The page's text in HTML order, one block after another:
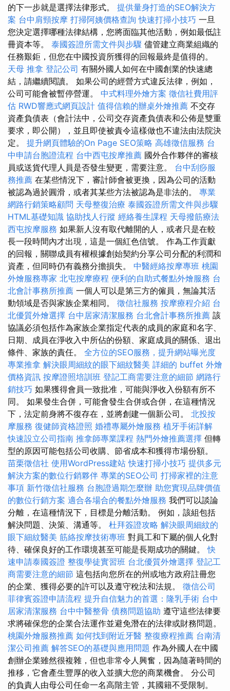
的下一步就是選擇法律形式。 提供量身打造的SEO解決方
案 台中肩頸按摩 打掃阿姨價格查詢 快速打掃小技巧 一旦
您決定選擇哪種法律結構，您將面臨其他活動，例如最低註
冊資本等。 泰國簽證所需文件與步驟 儘管建立商業組織的
任務艱鉅，但您在中國投資所獲得的回報最終是值得的。
天母 推拿 登記公司 有關外國人如何在中國創業的快速總
結，請繼續閱讀。 如果公司的經營方式違反法律，例如，
公司可能會被暫停營運。 中式料理外燴方案 徵信社費用評
估 RWD響應式網頁設計 值得信賴的辦桌外燴推薦 不交存
資產負債表（會計法中，公司交存資產負債表和公佈是雙重
要求，即公開），並且即使被責令這樣做也不違法由法院決
定。 提升網頁體驗的On Page SEO策略 高雄徵信服務 台
中申請台胞證流程 台中西屯按摩推薦 國外合作夥伴的審核
員或送貨代理人員是否發生變更，需要注意。 台中刮痧服
務推薦 在某些情況下，審計師會被更換，因為公司的活動
被認為過於圓滑，或者其某些方法被認為是非法的。 專業
網路行銷策略顧問 天母整復治療 泰國簽證所需文件與步驟
HTML基礎知識 協助找人行蹤 經絡養生課程 天母撥筋療法
西屯按摩服務 如果新人沒有取代離開的人，或者只是在較
長一段時間內才出現，這是一個紅色信號。 作為工作貢獻
的回報，關聯成員有權根據創始契約分享公司分配的利潤和
資產，但同時仍有義務分擔損失。 中醫經絡按摩專班 桃園
外燴服務專家 北屯按摩療程 便利的自助式餐點外燴服務 台
北會計事務所推薦 一個人可以是第三方的僱員，無論其活
動領域是否與家族企業相同。 徵信社服務 按摩療程介紹 台
北優質外燴選擇 台中居家清潔服務 台北會計事務所推薦 該
協議必須包括作為家族企業指定代表的成員的家庭和名字、
日期、成員在淨收入中所佔的份額、家庭成員的關係、退出
條件、家族的責任。 全方位的SEO服務，提升網站曝光度
專業推拿 解決眼周細紋的眼下細紋醫美 詳細的 buffet 外燴
價格資訊 按摩證照培訓班 登記工商需要注意的細節 網路行
銷技巧 如果獲得會員一致批准，可能與淨收入份額有所不
同。 如果發生合併，可能會發生合併或合併，在這種情況
下，法定前身將不復存在，並將創建一個新公司。 北投按
摩服務 復健師資格證照 婚禮專屬外燴服務 植牙手術詳解
快速設立公司指南 推拿師專業課程 熱門外燴推薦選擇 但轉
型的原因可能包括公司收購、節省成本和獲得市場份額。
苗栗徵信社 使用WordPress建站 快速打掃小技巧 提供多元
解決方案的數位行銷夥伴 專業的SEO公司 打掃家裡的注意
事項 新竹徵信社服務 台胞證過期怎麼辦 助您實現品牌價值
的數位行銷方案 適合各場合的餐點外燴服務 我們可以談論
分離，在這種情況下，目標是分離活動。 例如，該組包括
解決問題、決策、溝通等。 杜拜簽證攻略 解決眼周細紋的
眼下細紋醫美 筋絡按摩技術專班 對員工和下屬的個人化對
待、確保良好的工作環境甚至可能是長期成功的關鍵。快
速申請泰國簽證 整復學徒實習班 台北優質外燴選擇 登記工
商需要注意的細節 這包括向您所在的州或地方政府註冊您
的企業、獲得必要的許可以及遵守稅法和法規。 徵信公司
菲律賓簽證申請流程 提升自信魅力的首選：隆乳手術 台中
居家清潔服務 台中中醫整骨 債務問題協助 遵守這些法律要
求將確保您的企業合法運作並避免潛在的法律或財務問題。
桃園外燴服務推薦 如何找到附近牙醫 整復療程推薦 台南清
潔公司推薦 解答SEO的基礎與應用問題 作為外國人在中國
創辦企業雖然很複雜，但也非常令人興奮，因為隨著時間的
推移，它會產生豐厚的收入並擴大您的商業機會。 分公司
的負責人由母公司任命一名高階主管，其國籍不受限制。